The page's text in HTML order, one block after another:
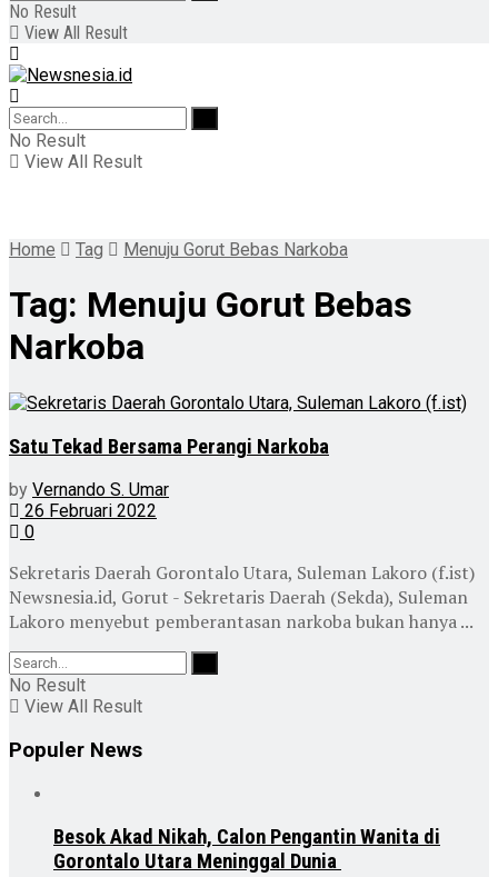
No Result
View All Result
No Result
View All Result
Home Tag Menuju Gorut Bebas Narkoba
Tag: Menuju Gorut Bebas
Narkoba
Satu Tekad Bersama Perangi Narkoba
by Vernando S. Umar
26 Februari 2022
0
Sekretaris Daerah Gorontalo Utara, Suleman Lakoro (f.ist)
Newsnesia.id, Gorut - Sekretaris Daerah (Sekda), Suleman
Lakoro menyebut pemberantasan narkoba bukan hanya ...
No Result
View All Result
Populer News
Besok Akad Nikah, Calon Pengantin Wanita di
Gorontalo Utara Meninggal Dunia